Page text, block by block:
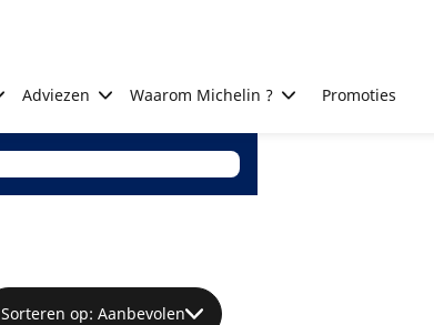
Adviezen Waarom Michelin ? Promoties
Sorteren op: Aanbevolen